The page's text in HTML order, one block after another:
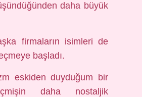
daha büyük
firmaların isimleri de
başladı.
eskiden duyduğum bir
daha nostaljik